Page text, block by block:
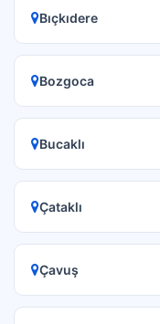
Bıçkıdere
Bozgoca
Bucaklı
Çataklı
Çavuş